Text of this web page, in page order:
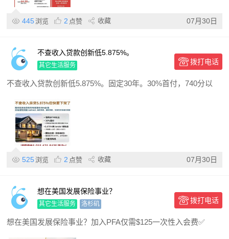
445 浏览 2 点赞 收藏 07月30日
不查收入贷款创新低5.875%。
其它生活服务 拨打电话
不查收入贷款创新低5.875%。固定30年。30%首付，740分以
525 浏览 2 点赞 收藏 07月30日
想在美国发展保险事业？
其它生活服务 洛杉矶 拨打电话
想在美国发展保险事业？加入PFA仅需$125一次性入会费✅